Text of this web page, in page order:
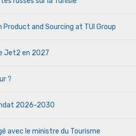
and Sourcing at TUI Group
Jet2 en 2027
?
2026-2030
avec le ministre du Tourisme